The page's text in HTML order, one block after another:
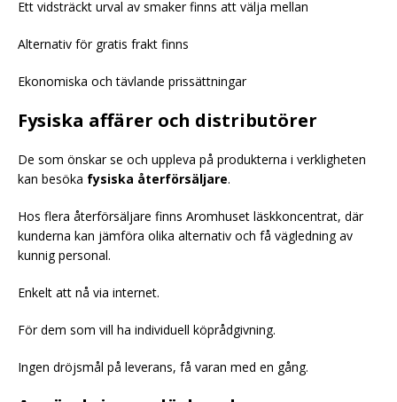
Ett vidsträckt urval av smaker finns att välja mellan
Alternativ för gratis frakt finns
Ekonomiska och tävlande prissättningar
Fysiska affärer och distributörer
De som önskar se och uppleva på produkterna i verkligheten
kan besöka fysiska återförsäljare.
Hos flera återförsäljare finns Aromhuset läskkoncentrat, där
kunderna kan jämföra olika alternativ och få vägledning av
kunnig personal.
Enkelt att nå via internet.
För dem som vill ha individuell köprådgivning.
Ingen dröjsmål på leverans, få varan med en gång.